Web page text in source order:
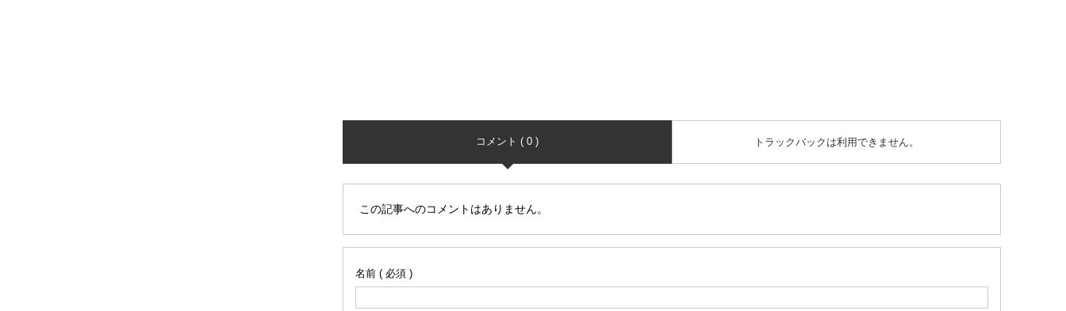
コメント ( 0 ) トラックバックは利用できません。
この記事へのコメントはありません。
名前 ( 必須 )